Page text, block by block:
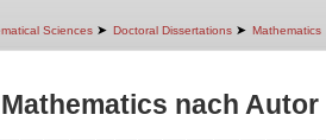
Sciences ➤ Doctoral Dissertations ➤ Mathematics
nach